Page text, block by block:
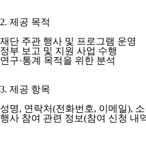
2. 제공 목적
재단 주관 행사 및 프로그램 운영
정부 보고 및 지원 사업 수행
연구·통계 목적을 위한 분석
3. 제공 항목
성명, 연락처(전화번호, 이메일),
행사 참여 관련 정보(참여 신청 내